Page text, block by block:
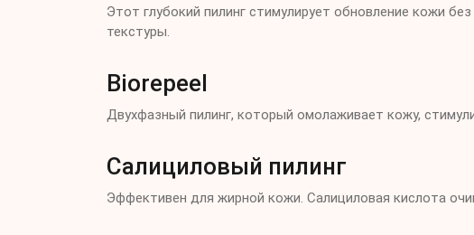
Этот глубокий пилинг стимулирует обновление кожи
текстуры.
Biorepeel
Двухфазный пилинг, который омолаживает кожу,
Салициловый пилинг
Эффективен для жирной кожи. Салициловая кислота